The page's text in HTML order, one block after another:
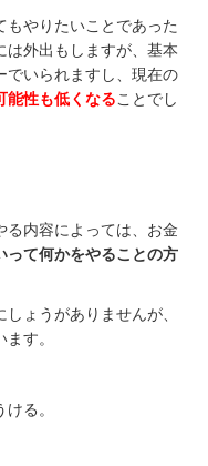
もやりたいことであった
は外出もしますが、基本
でいられますし、現在の
能性も低くなることでし
る内容によっては、お金
って何かをやることの方
ょうがありませんが、
す。
る。